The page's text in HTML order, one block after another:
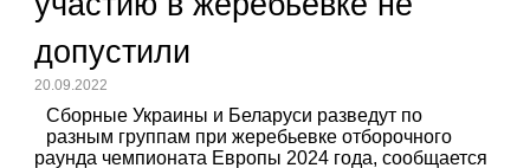
допустили
20.09.2022
Сборные Украины и Беларуси разведут по
разным группам при жеребьевке отборочного
раунда чемпионата Европы 2024 года, сообщается